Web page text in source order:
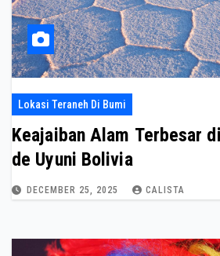
Lokasi Teraneh Di Bumi
Keajaiban Alam Terbesar
de Uyuni Bolivia
DECEMBER 25, 2025 CALISTA